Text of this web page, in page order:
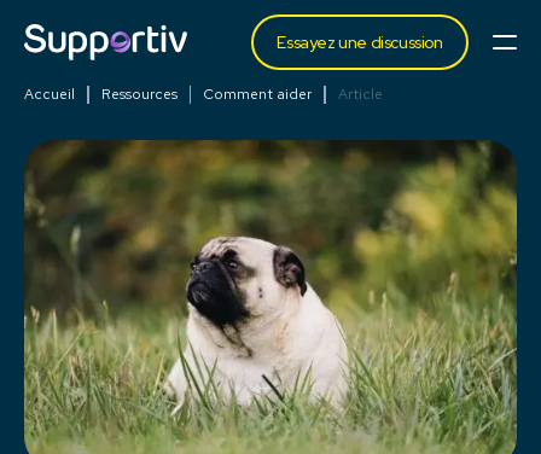
Essayez une discussion
Accueil Ressources Comment aider Article